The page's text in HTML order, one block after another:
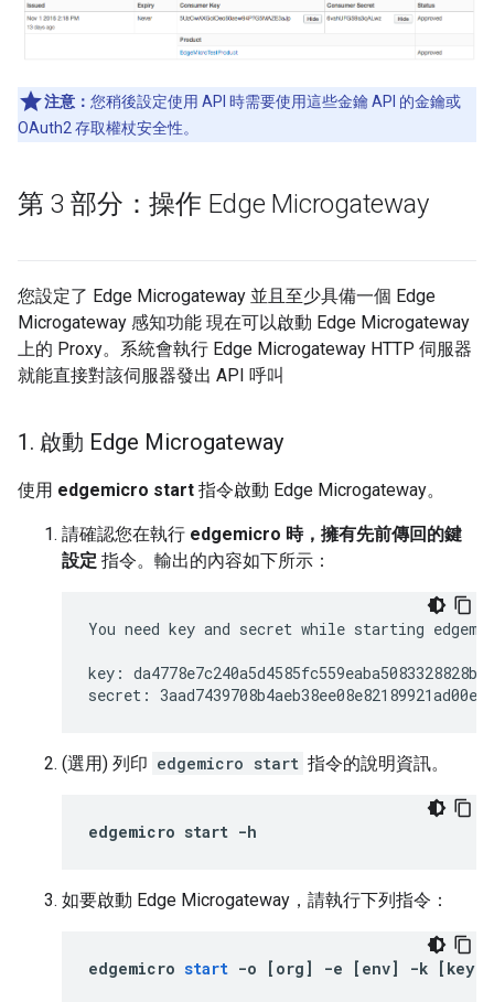
注意： 您稍後設定使用 API 時需要使用這些金鑰 API 的金鑰或
OAuth2 存取權杖安全性。
第 3 部分：操作 Edge Microgateway
您設定了 Edge Microgateway 並且至少具備一個 Edge
Microgateway 感知功能 現在可以啟動 Edge Microgateway
上的 Proxy。系統會執行 Edge Microgateway HTTP 伺服器
就能直接對該伺服器發出 API 呼叫
1 . 啟動 Edge Microgateway
使用 edgemicro start 指令啟動 Edge Microgateway。
請確認您在執行 edgemicro 時，擁有先前傳回的鍵
設定 指令。輸出的內容如下所示：
You need key and secret while starting
key:
secret:
(選用) 列印 edgemicro start 指令的說明資訊。
edgemicro start -h
如要啟動 Edge Microgateway，請執行下列指令：
edgemicro start -o [ org] -e [ env] -k [ key]